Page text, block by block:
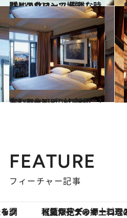
2011.12.23
パリのサロンで 優雅な時間とスウィーツ堪能！
グルメ
2011.8.19
古いアールデコの館が、おしゃれVIPの社交場に！
旅＆お出かけ
FEATURE
フィーチャー記事
【夏限定ディナーコース】旬を迎える稚鮎や花ズッキーニなどをイタリア・トス